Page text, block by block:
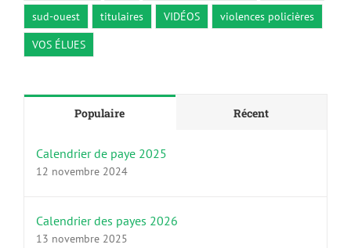
sud-ouest
titulaires VIDÉOS
violences policières
VOS ÉLUES
Populaire Récent
Calendrier de paye 2025
12 novembre 2024
Calendrier des payes 2026
13 novembre 2025